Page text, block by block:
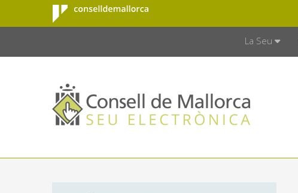
Salta al contingut principal
Consell de
Mallorca
La Seu